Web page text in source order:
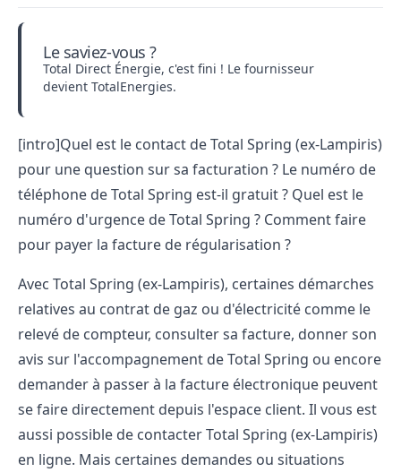
Le saviez-vous ?
Total Direct Énergie, c'est fini ! Le fournisseur
devient TotalEnergies.
[intro]Quel est le contact de Total Spring (ex-Lampiris)
pour une question sur sa facturation ? Le numéro de
téléphone de Total Spring est-il gratuit ? Quel est le
numéro d'urgence de Total Spring ? Comment faire
pour payer la facture de régularisation ?
Avec Total Spring (ex-Lampiris), certaines démarches
relatives au contrat de gaz ou d'électricité comme le
relevé de compteur, consulter sa facture, donner son
avis sur l'accompagnement de Total Spring ou encore
demander à passer à la facture électronique peuvent
se faire directement depuis l'espace client. Il vous est
aussi possible de contacter Total Spring (ex-Lampiris)
en ligne. Mais certaines demandes ou situations